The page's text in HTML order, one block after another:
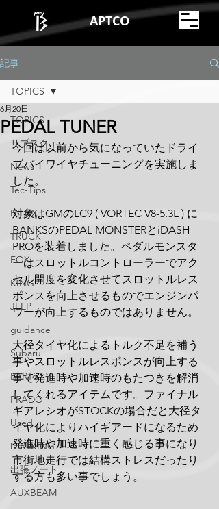
APTCO
記事
TOPICS
サブスク
News
Tec-Tips
HILUX
TRUCK
FOX
KING
JEEP
guidance
Subaru
PARTS
PRADO
Used
DIRTKING
出張ノート
AUXBEAM
TOPICS
PEDAL TUNER
6月20日
今回は以前から気になっていたドライ
ブバイワイヤチューニングを実施しま
した。
対象はGMのLC9 ( VORTEC V8-5.3L ) に
BANKSのPEDAL MONSTERとiDASH
PROを装着しました。ペダルモンスタ
ーはスロットルコントローラーでアク
セル開度を変化させてスロットルレス
ポンスを向上させるものでエンジンパ
ワーが向上するものではありません。
大径タイヤ化によるトルク不足を補う
事やスロットルレスポンスが向上する
事で発進時や加速時のもたつきを解消
してくれるアイテムです。ファイナル
ギアレシオがSTOCKの場合だと大径タ
イヤ化によりハイギアードになるため
発進時や加速時に重く感じる事になり
市街地走行では結構ストレスだったり
する方も多い事でしょう。